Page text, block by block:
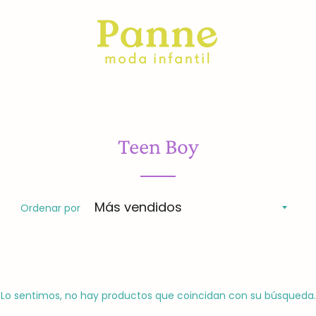
Teen Boy
Ordenar por
Lo sentimos, no hay productos que coincidan con su búsqueda.